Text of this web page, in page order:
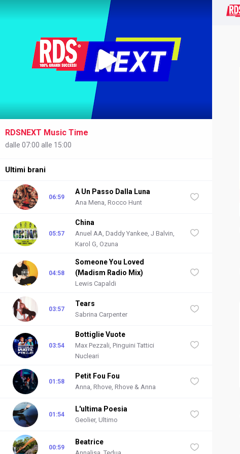
RDSNEXT Music Time
dalle 07:00 alle 15:00
Ultimi brani
06:59
A Un Passo Dalla Luna
Ana Mena, Rocco Hunt
05:57
China
Anuel AA, Daddy Yankee, J Balvin,
Karol G, Ozuna
04:58
Someone You Loved
(Madism Radio Mix)
Lewis Capaldi
03:57
Tears
Sabrina Carpenter
03:54
Bottiglie Vuote
Max Pezzali, Pinguini Tattici
Nucleari
01:58
Petit Fou Fou
Anna, Rhove, Rhove & Anna
01:54
L'ultima Poesia
Geolier, Ultimo
00:59
Beatrice